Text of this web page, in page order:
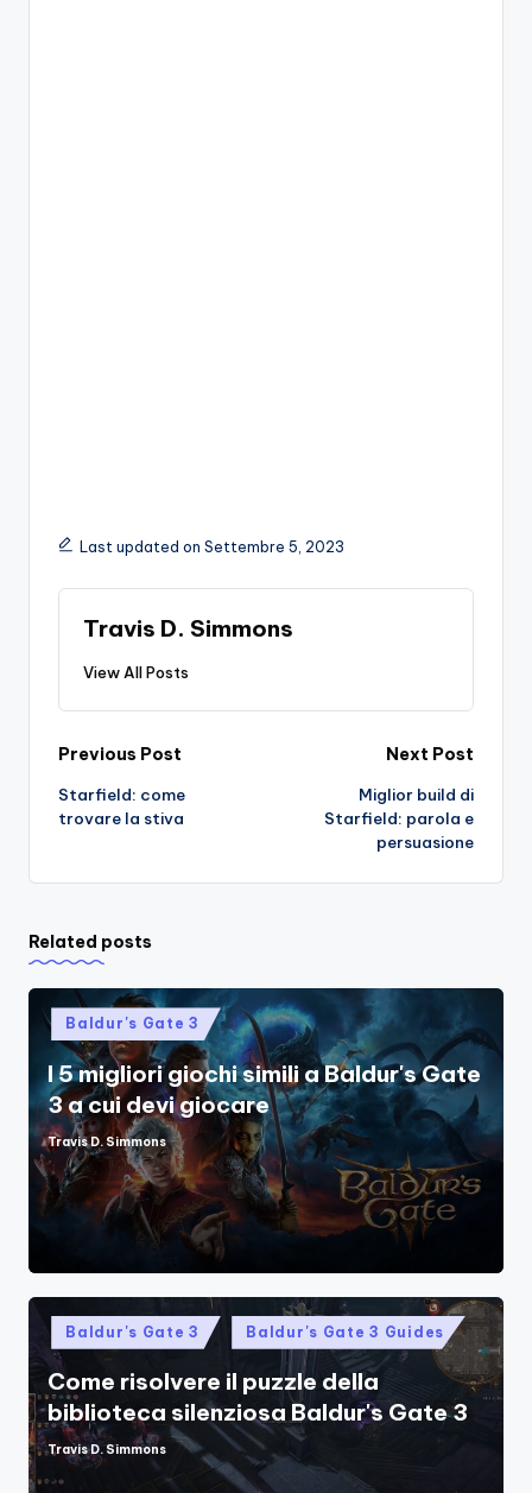
Last updated on Settembre 5, 2023
Travis D. Simmons
View All Posts
Post
navigation
Previous Post
Starfield: come
trovare la stiva
Next Post
Miglior build di
Starfield: parola e
persuasione
Related posts
Posted
in
Baldur's Gate 3
I 5 migliori giochi simili a Baldur's Gate
3 a cui devi giocare
Posted
by
Travis D. Simmons
Posted
in
Baldur's Gate 3 Baldur's Gate 3 Guides
Come risolvere il puzzle della
biblioteca silenziosa Baldur's Gate 3
Posted
Travis D. Simmons